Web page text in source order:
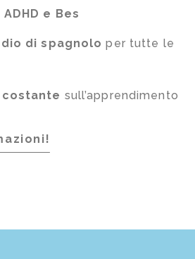
e Bes
di spagnolo per tutte le
sull’apprendimento